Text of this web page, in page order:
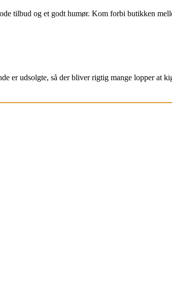
tilbud og et godt humør. Kom forbi butikken
er udsolgte, så der bliver rigtig mange lopper at